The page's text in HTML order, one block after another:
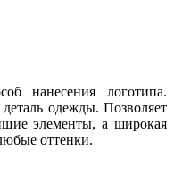
нанесения логотипа.
одежды. Позволяет
элементы, а широкая
оттенки.